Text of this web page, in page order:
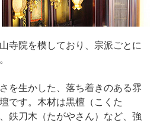
寺院を模しており、宗派ごとに
を生かした、落ち着きのある雰
です。木材は黒檀（こくた
鉄刀木（たがやさん）など、強